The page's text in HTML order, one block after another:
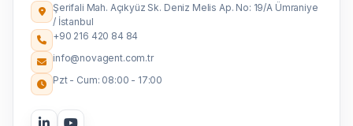
Şerifali Mah. Açıkyüz Sk. Deniz Melis Ap. No: 19/A Ümraniye
/ İstanbul
+90 216 420 84 84
info@novagent.com.tr
Pzt - Cum: 08:00 - 17:00